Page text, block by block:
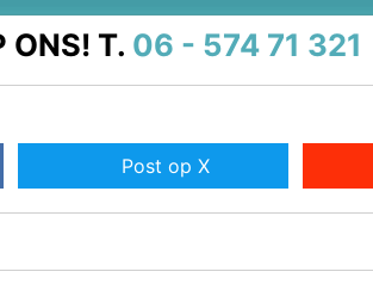
ONS! T. 06 - 574 71 321
Post op X